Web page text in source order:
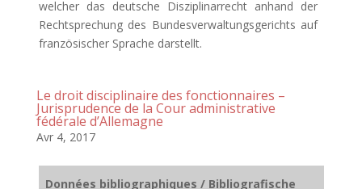
welcher das deutsche Disziplinarrecht anhand der
Rechtsprechung des Bundesverwaltungsgerichts auf
französischer Sprache darstellt.
Le droit disciplinaire des fonctionnaires –
Jurisprudence de la Cour administrative
fédérale d’Allemagne
Avr 4, 2017
Données bibliographiques / Bibliografische